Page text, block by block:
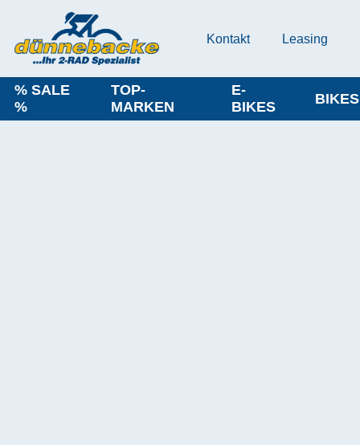
Kontakt Leasing
% SALE
%
TOP-
MARKEN
E-
BIKES
BIKES